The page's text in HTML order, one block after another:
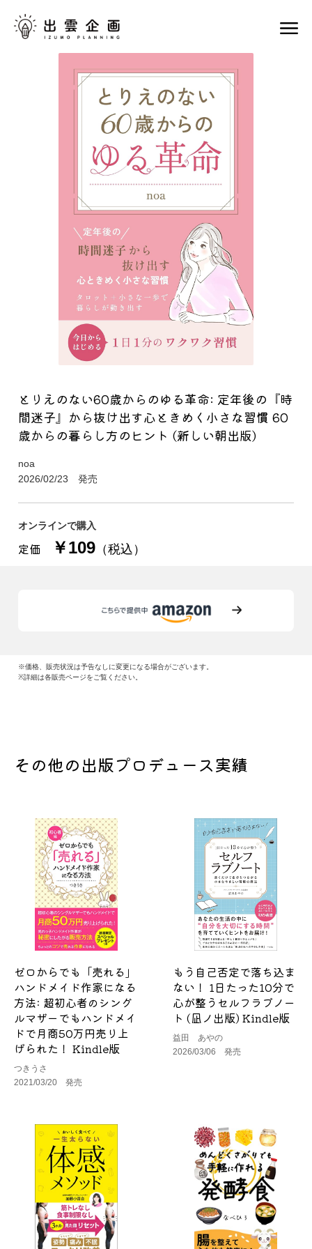
とりえのない60歳からのゆる革命: 定年後の『時
間迷子』から抜け出す心ときめく小さな習慣 60
歳からの暮らし方のヒント (新しい朝出版)
noa
2026/02/23 発売
オンラインで購入
定価 ￥109 （税込）
※価格、販売状況は予告なしに変更になる場合がございます。
※詳細は各販売ページをご覧ください。
その他の出版プロデュース実績
ゼロからでも「売れる」
ハンドメイド作家になる
方法: 超初心者のシング
ルマザーでもハンドメイ
ドで月商50万円売り上
げられた！ Kindle版
つきうさ
2021/03/20 発売
もう自己否定で落ち込ま
ない！ 1日たった10分で
心が整うセルフラブノー
ト (凪ノ出版) Kindle版
益田 あやの
2026/03/06 発売